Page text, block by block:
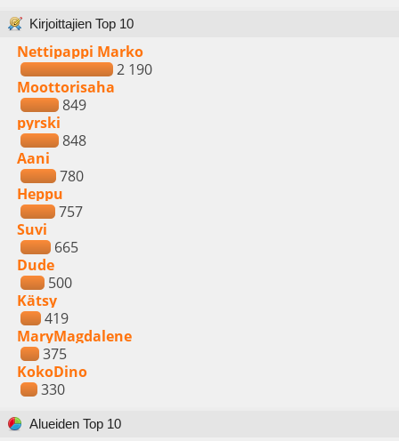
Kirjoittajien Top 10
Nettipappi Marko
2 190
Moottorisaha
849
pyrski
848
Aani
780
Heppu
757
Suvi
665
Dude
500
Kätsy
419
MaryMagdalene
375
KokoDino
330
Alueiden Top 10